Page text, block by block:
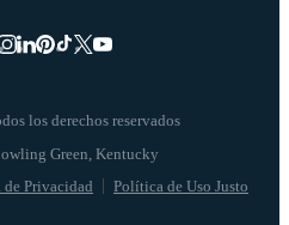
los derechos reservados
Privacidad Política de Uso Justo